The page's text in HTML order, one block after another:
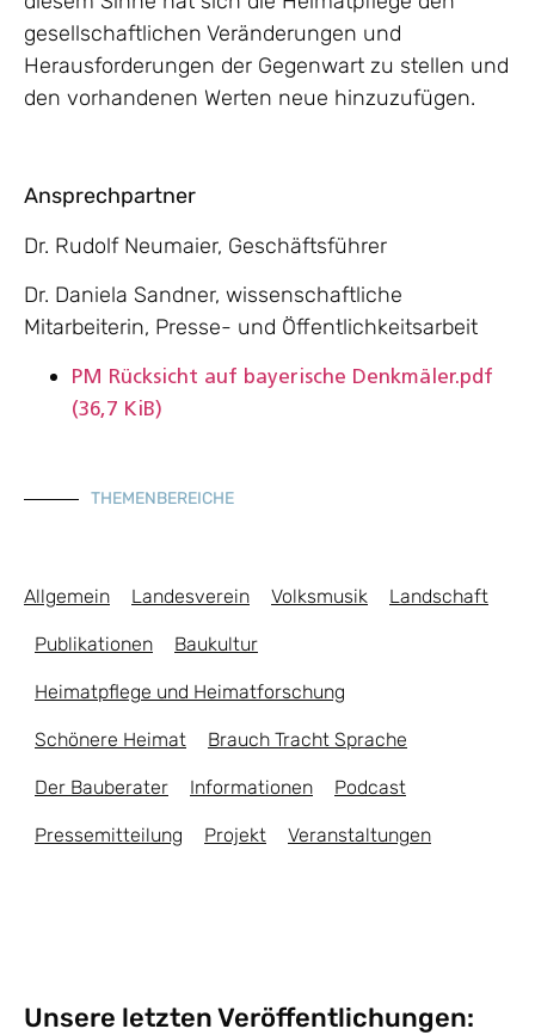
gesellschaftlichen Veränderungen und
Herausforderungen der Gegenwart zu stellen und
den vorhandenen Werten neue hinzuzufügen.
Ansprechpartner
Dr. Rudolf Neumaier, Geschäftsführer
Dr. Daniela Sandner, wissenschaftliche
Mitarbeiterin, Presse- und Öffentlichkeitsarbeit
PM Rücksicht auf bayerische Denkmäler.pdf
(36,7 KiB)
THEMENBEREICHE
Allgemein Landesverein Volksmusik Landschaft
Publikationen Baukultur
Heimatpflege und Heimatforschung
Schönere Heimat Brauch Tracht Sprache
Der Bauberater Informationen Podcast
Pressemitteilung Projekt Veranstaltungen
Unsere letzten Veröffentlichungen: